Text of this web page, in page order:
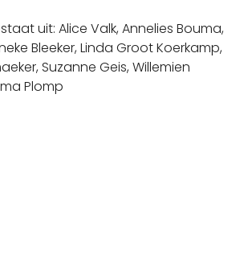
uit: Alice Valk, Annelies Bouma,
Bleeker, Linda Groot Koerkamp,
Suzanne Geis, Willemien
Plomp